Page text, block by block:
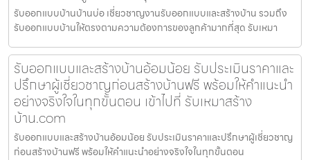
รับออกแบบบ้านบ้านบ่อ เชี่ยวชาญงานรับออกแบบและสร้างบ้าน รวมถึง
รับออกแบบบ้านให้ตรงตามความต้องการของลูกค้ามากที่สุด รับเหมา
รับออกแบบและสร้างบ้านอ้อมน้อย รับประเมินราคาและ
ปรึกษาผู้เชี่ยวชาญก่อนสร้างบ้านฟรี พร้อมให้คำแนะนำ
อย่างจริงใจในทุกขั้นตอน เข้าไปที่ รับเหมาสร้าง
บ้าน.com
รับออกแบบและสร้างบ้านอ้อมน้อย รับประเมินราคาและปรึกษาผู้เชี่ยวชาญ
ก่อนสร้างบ้านฟรี พร้อมให้คำแนะนำอย่างจริงใจในทุกขั้นตอน